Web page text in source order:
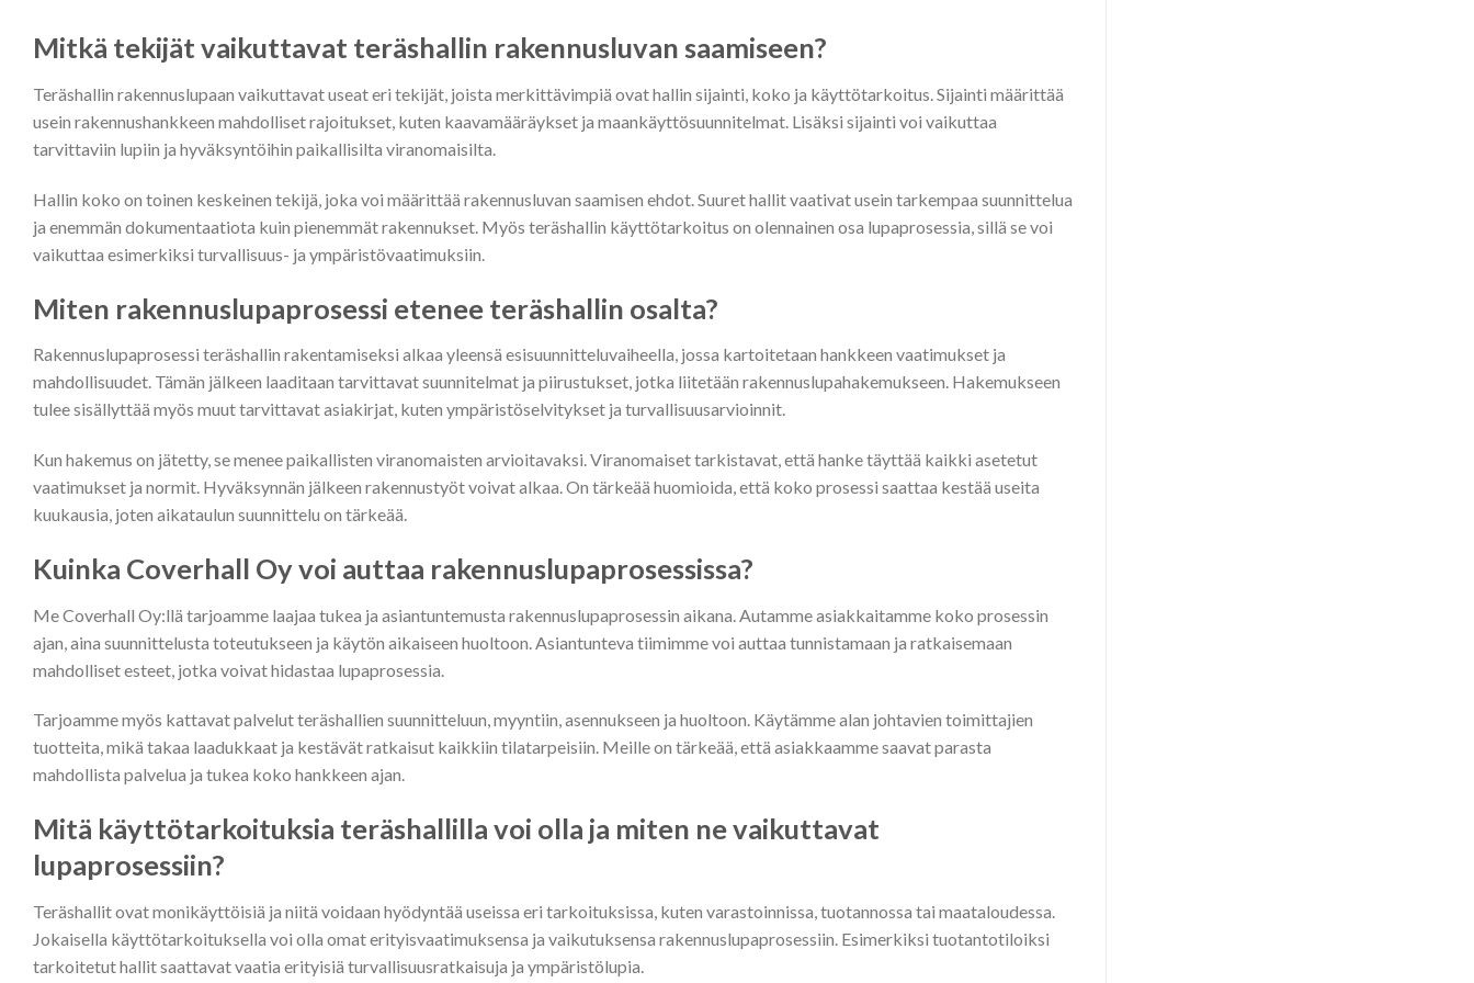
Mitkä tekijät vaikuttavat teräshallin rakennusluvan saamiseen?
Teräshallin rakennuslupaan vaikuttavat useat eri tekijät, joista merkittävimpiä ovat hallin sijainti, koko ja käyttötarkoitus. Sijainti määrittää
usein rakennushankkeen mahdolliset rajoitukset, kuten kaavamääräykset ja maankäyttösuunnitelmat. Lisäksi sijainti voi vaikuttaa
tarvittaviin lupiin ja hyväksyntöihin paikallisilta viranomaisilta.
Hallin koko on toinen keskeinen tekijä, joka voi määrittää rakennusluvan saamisen ehdot. Suuret hallit vaativat usein tarkempaa suunnittelua
ja enemmän dokumentaatiota kuin pienemmät rakennukset. Myös teräshallin käyttötarkoitus on olennainen osa lupaprosessia, sillä se voi
vaikuttaa esimerkiksi turvallisuus- ja ympäristövaatimuksiin.
Miten rakennuslupaprosessi etenee teräshallin osalta?
Rakennuslupaprosessi teräshallin rakentamiseksi alkaa yleensä esisuunnitteluvaiheella, jossa kartoitetaan hankkeen vaatimukset ja
mahdollisuudet. Tämän jälkeen laaditaan tarvittavat suunnitelmat ja piirustukset, jotka liitetään rakennuslupahakemukseen. Hakemukseen
tulee sisällyttää myös muut tarvittavat asiakirjat, kuten ympäristöselvitykset ja turvallisuusarvioinnit.
Kun hakemus on jätetty, se menee paikallisten viranomaisten arvioitavaksi. Viranomaiset tarkistavat, että hanke täyttää kaikki asetetut
vaatimukset ja normit. Hyväksynnän jälkeen rakennustyöt voivat alkaa. On tärkeää huomioida, että koko prosessi saattaa kestää useita
kuukausia, joten aikataulun suunnittelu on tärkeää.
Kuinka Coverhall Oy voi auttaa rakennuslupaprosessissa?
Me Coverhall Oy:llä tarjoamme laajaa tukea ja asiantuntemusta rakennuslupaprosessin aikana. Autamme asiakkaitamme koko prosessin
ajan, aina suunnittelusta toteutukseen ja käytön aikaiseen huoltoon. Asiantunteva tiimimme voi auttaa tunnistamaan ja ratkaisemaan
mahdolliset esteet, jotka voivat hidastaa lupaprosessia.
Tarjoamme myös kattavat palvelut teräshallien suunnitteluun, myyntiin, asennukseen ja huoltoon. Käytämme alan johtavien toimittajien
tuotteita, mikä takaa laadukkaat ja kestävät ratkaisut kaikkiin tilatarpeisiin. Meille on tärkeää, että asiakkaamme saavat parasta
mahdollista palvelua ja tukea koko hankkeen ajan.
Mitä käyttötarkoituksia teräshallilla voi olla ja miten ne vaikuttavat
lupaprosessiin?
Teräshallit ovat monikäyttöisiä ja niitä voidaan hyödyntää useissa eri tarkoituksissa, kuten varastoinnissa, tuotannossa tai maataloudessa.
Jokaisella käyttötarkoituksella voi olla omat erityisvaatimuksensa ja vaikutuksensa rakennuslupaprosessiin. Esimerkiksi tuotantotiloiksi
tarkoitetut hallit saattavat vaatia erityisiä turvallisuusratkaisuja ja ympäristölupia.